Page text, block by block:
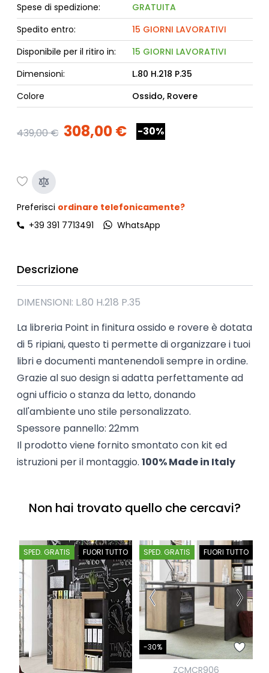
Spese di spedizione:
GRATUITA
Spedito entro:
15 GIORNI LAVORATIVI
Disponibile per il ritiro in:
15 GIORNI LAVORATIVI
Dimensioni:
L.80 H.218 P.35
Colore
Ossido, Rovere
439,00 € 308,00 € -30%
Preferisci ordinare telefonicamente?
+39 391 7713491
WhatsApp
Descrizione
DIMENSIONI: L.80 H.218 P.35
La libreria Point in finitura ossido e rovere è dotata
di 5 ripiani, questo ti permette di organizzare i tuoi
libri e documenti mantenendoli sempre in ordine.
Grazie al suo design si adatta perfettamente ad
ogni ufficio o stanza da letto, donando
all'ambiente uno stile personalizzato.
Spessore pannello: 22mm
Il prodotto viene fornito smontato con kit ed
istruzioni per il montaggio. 100% Made in Italy
Non hai trovato quello che cercavi?
SPED. GRATIS FUORI TUTTO SPED. GRATIS FUORI TUTTO
-30%
ZCMCR906